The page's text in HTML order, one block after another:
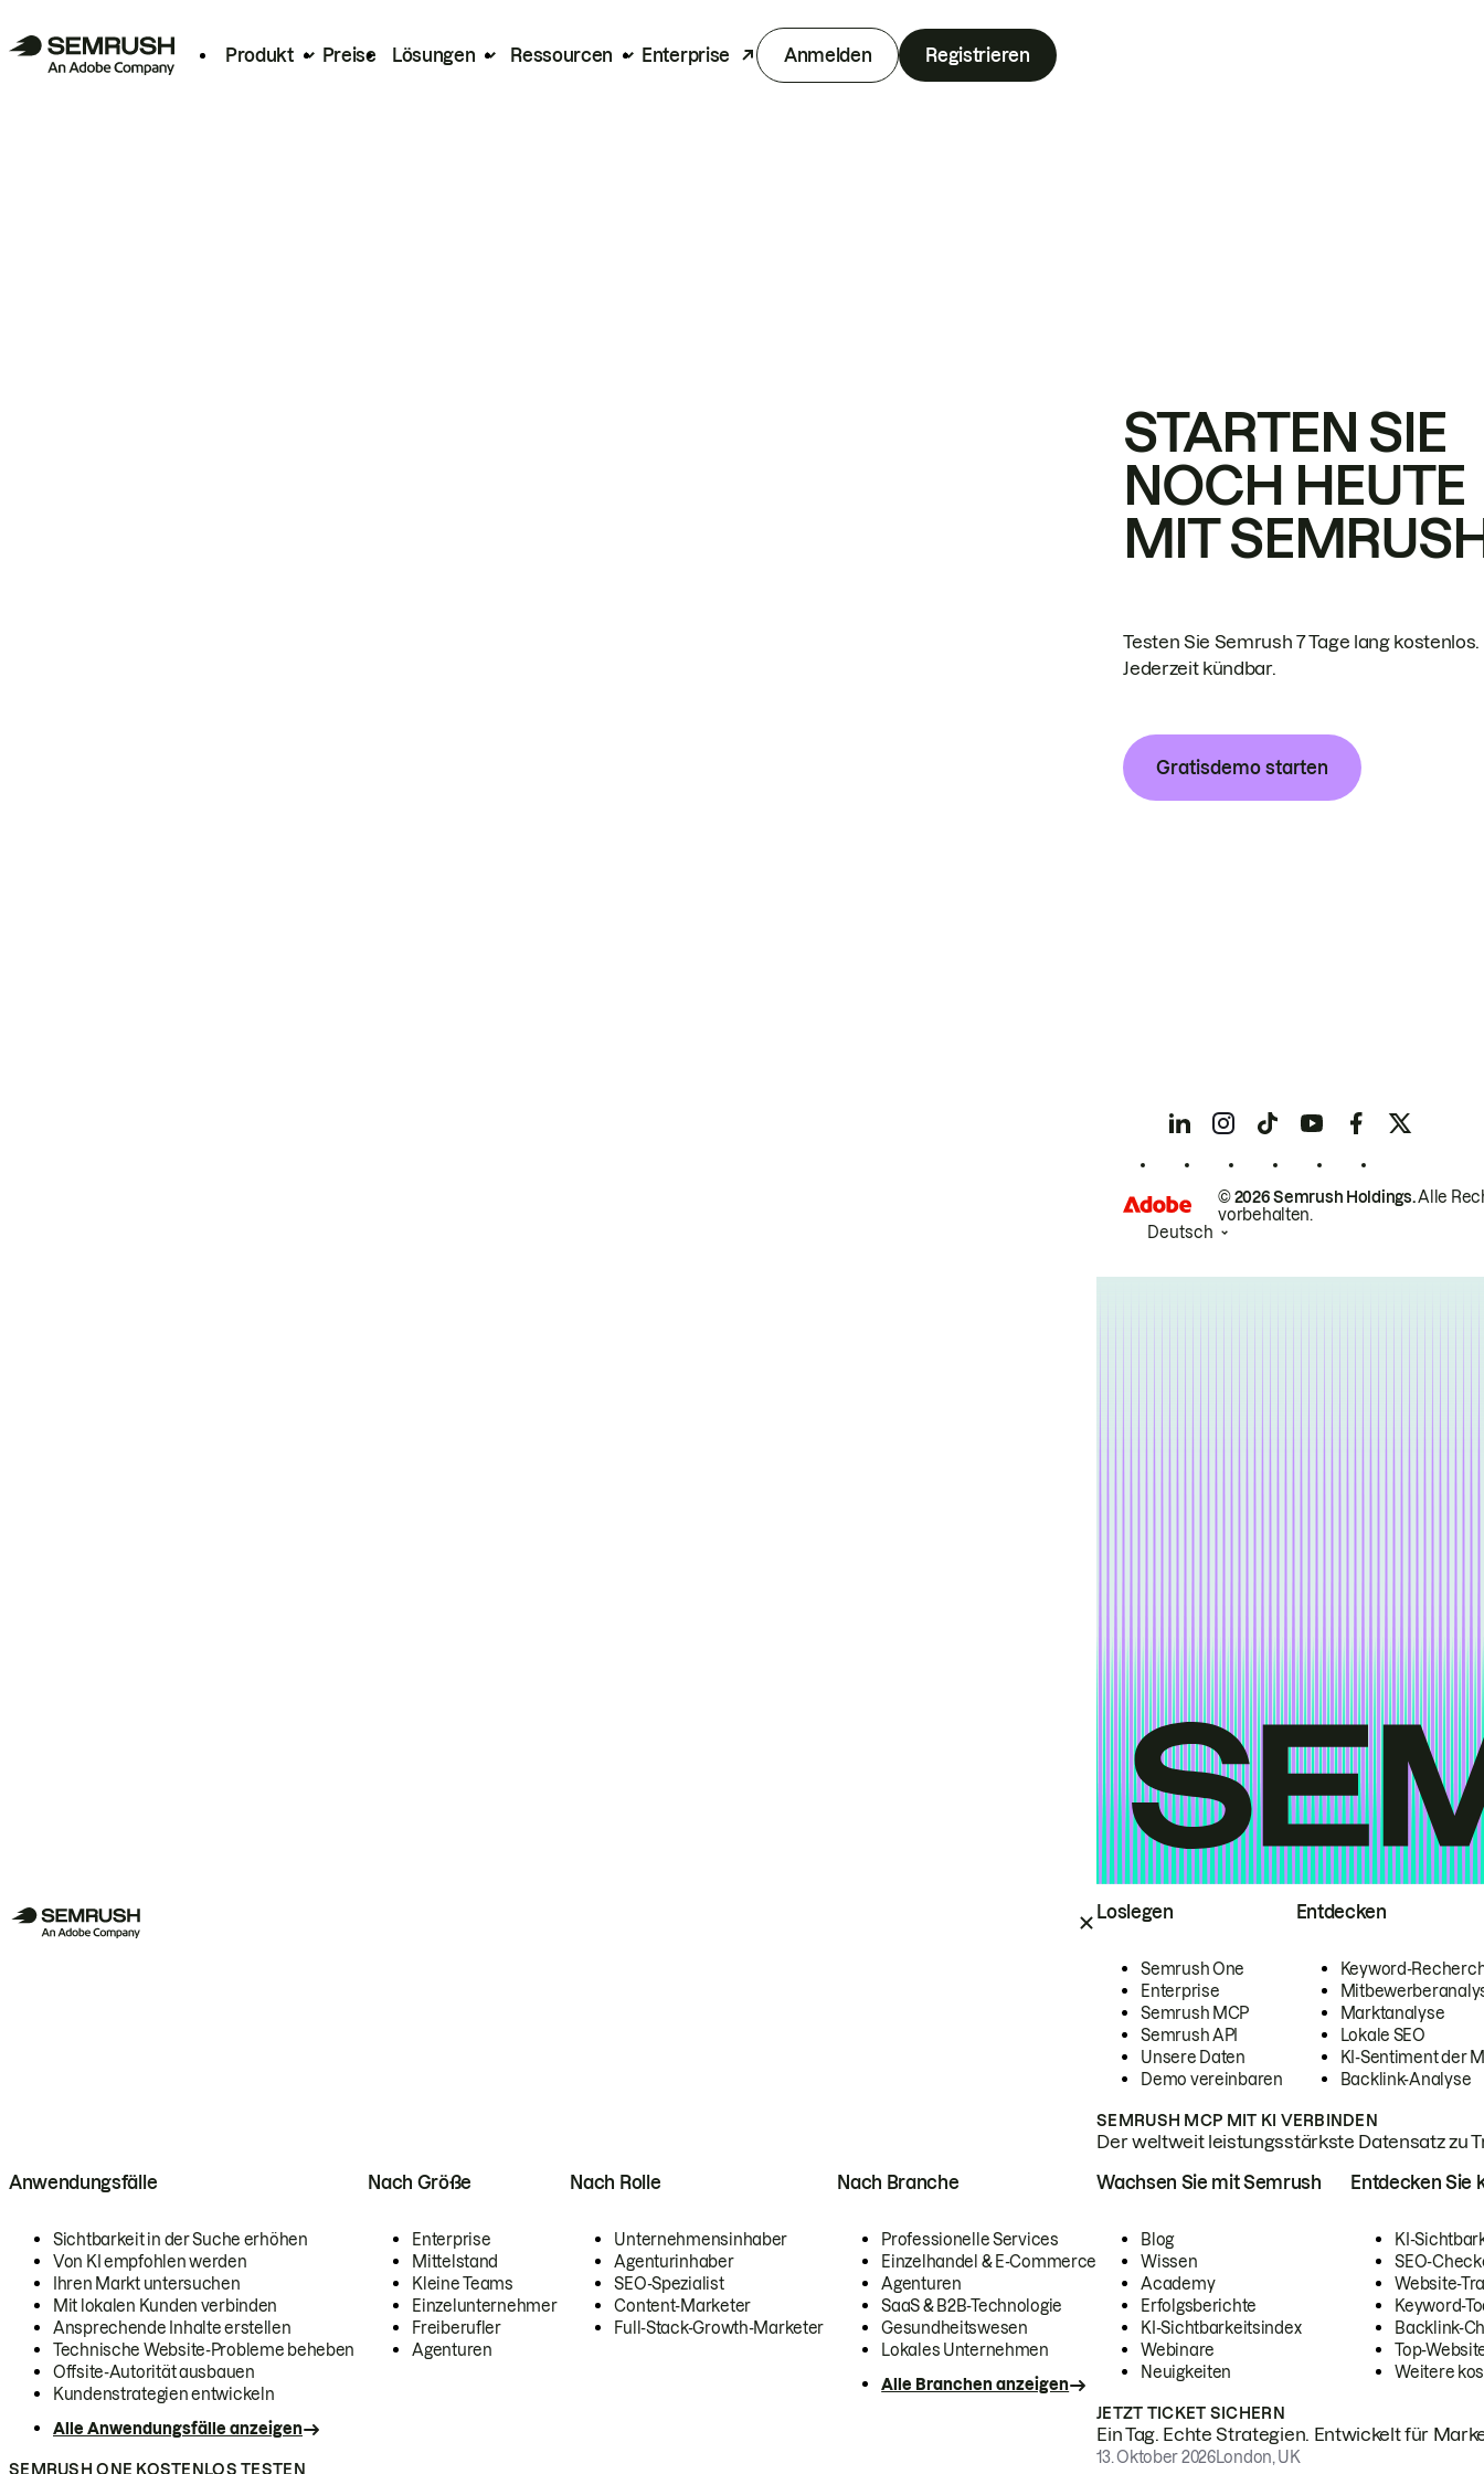
Produkt Preise Lösungen Ressourcen Enterprise Anmelden Registrieren
Loslegen
Semrush One
Enterprise
Semrush MCP
Semrush API
Unsere Daten
Demo vereinbaren
Entdecken
Keyword-
Marktanalyse
Lokale SEO
KI-Sentiment der
Backlink-Analyse
SEMRUSH MCP MIT KI VERBINDEN
Der weltweit leistungsstärkste Datensatz zu
Anwendungsfälle
Sichtbarkeit in der Suche erhöhen
Von KI empfohlen werden
Ihren Markt untersuchen
Mit lokalen Kunden verbinden
Ansprechende Inhalte erstellen
Technische Website-Probleme beheben
Offsite-Autorität ausbauen
Kundenstrategien entwickeln
Alle Anwendungsfälle anzeigen
Nach Größe
Enterprise
Mittelstand
Kleine Teams
Einzelunternehmer
Freiberufler
Agenturen
Nach Rolle
Unternehmensinhaber
Agenturinhaber
SEO-Spezialist
Content-Marketer
Full-Stack-Growth-Marketer
Nach Branche
Professionelle Services
Einzelhandel & E-Commerce
Agenturen
SaaS & B2B-Technologie
Gesundheitswesen
Lokales Unternehmen
Alle Branchen anzeigen
SEMRUSH ONE KOSTENLOS TESTEN
Wachsen Sie mit Semrush
Blog
Wissen
Academy
Erfolgsberichte
KI-Sichtbarkeitsindex
Webinare
Neuigkeiten
Entdecken Sie
KI-
SEO-
Website-
Keyword-
Backlink-
Top-
Weitere
JETZT TICKET SICHERN
Ein Tag. Echte Strategien. Entwickelt für
13. Oktober 2026London, UK
STARTEN SIE
NOCH HEUTE
MIT
Testen Sie Semrush 7 Tage lang kostenlos.
Jederzeit kündbar.
Gratisdemo starten
© 2026 Semrush Holdings.Alle
vorbehalten.
Deutsch